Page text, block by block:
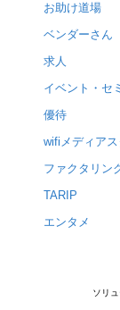
お助け道場
ベンダーさん
求人
イベント・セ
優待
wifiメディア
ファクタリン
TARIP
エンタメ
ソリ